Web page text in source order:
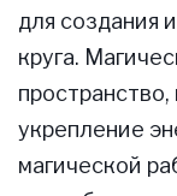
для создания
круга.
укрепление
магической